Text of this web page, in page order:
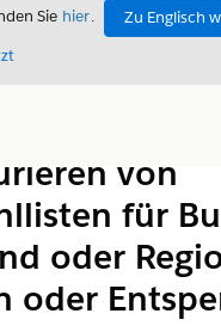
Sie hier.
Zu Englisch
von
für
oder
oder